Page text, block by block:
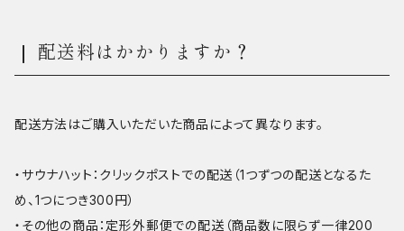
配送料はかかりますか？
配送方法はご購入いただいた商品によって異なります。
・サウナハット：クリックポストでの配送（1つずつの配送となるた
め、1つにつき300円）
・その他の商品：定形外郵便での配送（商品数に限らず一律200